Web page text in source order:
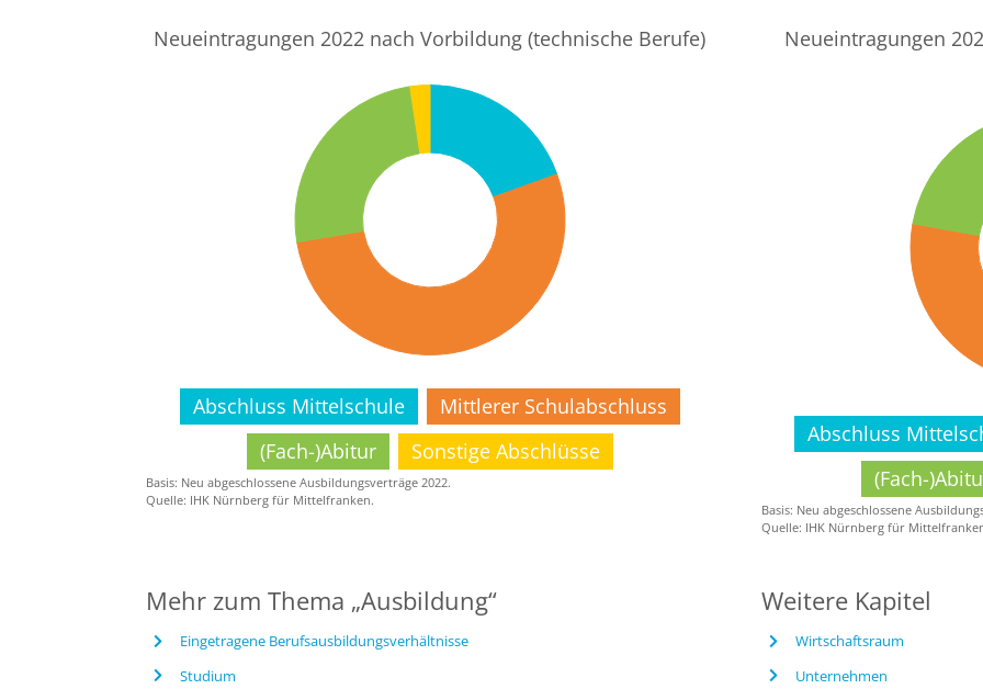
Neueintragungen 2022 nach Vorbildung (technische Berufe)
Abschluss Mittelschule
Mittlerer Schulabschluss
(Fach-)Abitur
Sonstige Abschlüsse
Basis: Neu abgeschlossene Ausbildungsverträge 2022.
Quelle: IHK Nürnberg für Mittelfranken.
Neueintragungen
Abschluss
(Fach-
Basis: Neu abgeschlossene
Quelle: IHK Nürnberg für
Mehr zum Thema „Ausbildung“
Eingetragene Berufsausbildungsverhältnisse
Studium
Weitere Kapitel
Wirtschaftsraum
Unternehmen